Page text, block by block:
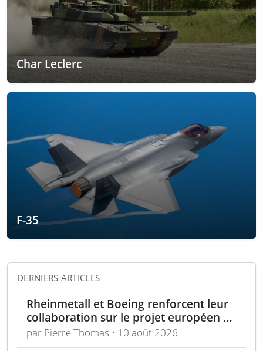
Char Leclerc
F-35
DERNIERS ARTICLES
Rheinmetall et Boeing renforcent leur
collaboration sur le projet européen de
drone de combat CCA
par Pierre Thomas • 10 août 2026